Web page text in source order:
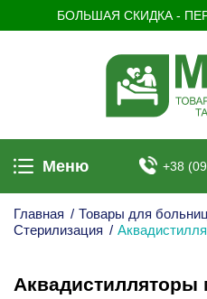
БОЛЬШАЯ СКИДКА -
Меню +38
Главная / Товары для
Стерилизация /
Аквадистилляторы